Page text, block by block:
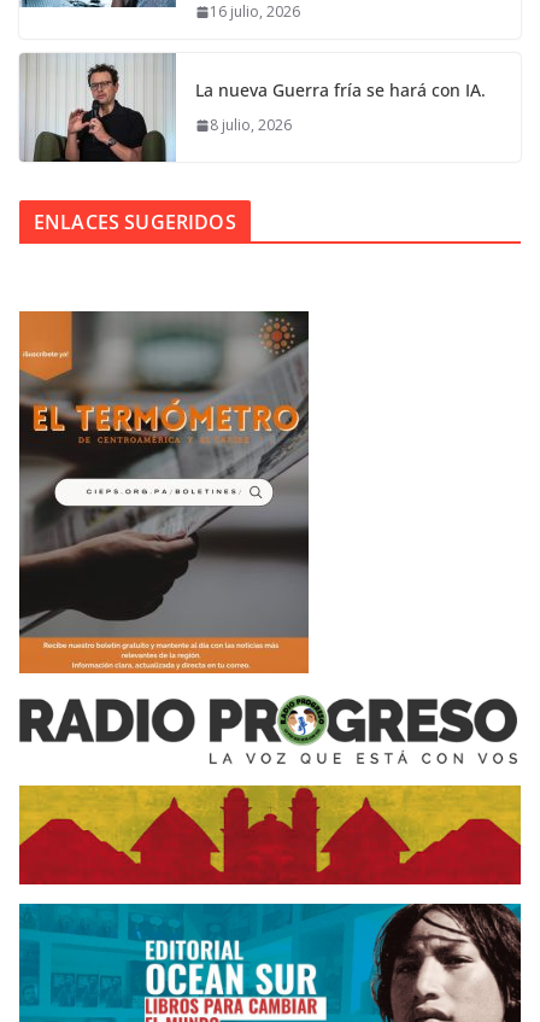
16 julio, 2026
La nueva Guerra fría se hará con IA.
8 julio, 2026
ENLACES SUGERIDOS